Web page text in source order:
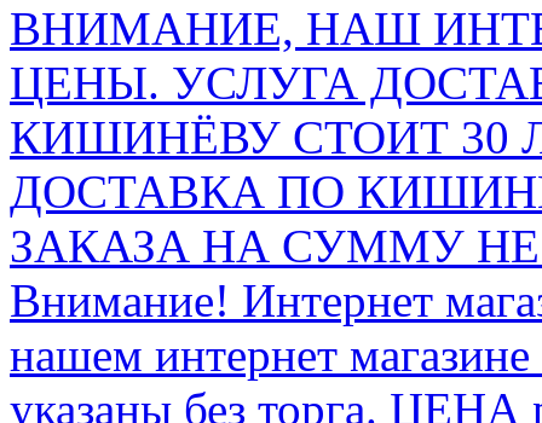
ВНИМАНИЕ, НАШ
ЦЕНЫ. УСЛУГА
КИШИНЁВУ СТОИТ 30
ДОСТАВКА ПО
ЗАКАЗА НА СУММУ НЕ
Внимание! Интернет
нашем интернет
указаны без торга.